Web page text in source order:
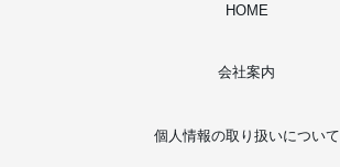
HOME
会社案内
個人情報の取り扱いについて